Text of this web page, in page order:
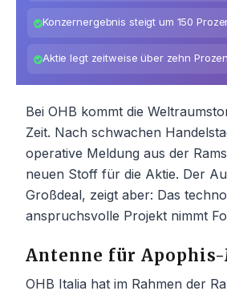
Konzernergebnis steigt um 150
Aktie legt zeitweise über zehn
Bei OHB kommt die
Zeit. Nach schwachen
operative Meldung aus der
neuen Stoff für die Aktie. Der
Großdeal, zeigt aber: Das
anspruchsvolle Projekt nimmt
Antenne für
OHB Italia hat im Rahmen der